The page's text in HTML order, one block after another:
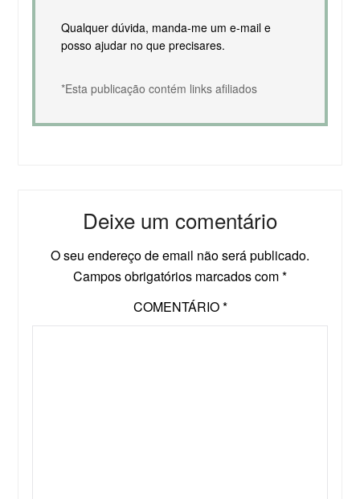
Qualquer dúvida, manda-me um e-mail e
posso ajudar no que precisares.
*Esta publicação contém links afiliados
Deixe um comentário
O seu endereço de email não será publicado.
Campos obrigatórios marcados com*
COMENTÁRIO*